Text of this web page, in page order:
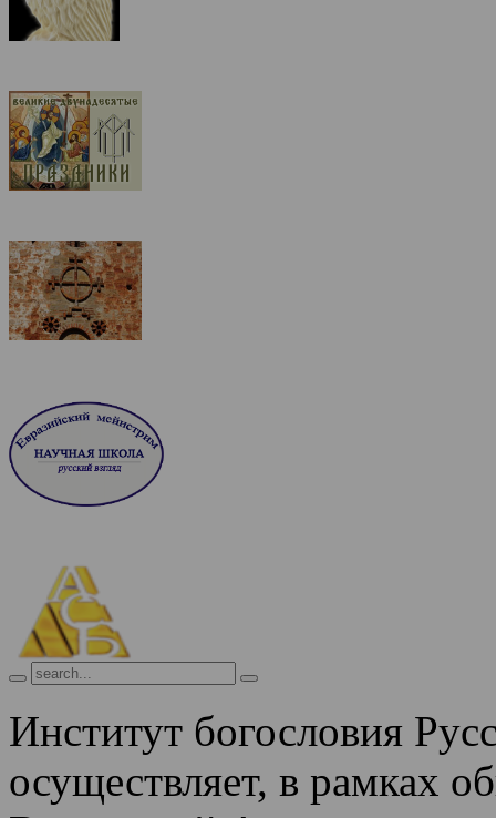
Институт богословия
осуществляет, в рамках